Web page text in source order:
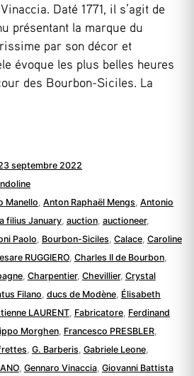
Daté 1771, il s’agit de
présentant la marque du
par son décor et
évoque les plus belles heures
des Bourbon-Siciles. La
septembre 2022
Manello,Anton Raphaël Mengs,Antonio
filius January, auction, auctioneer,
Paolo, Bourbon-Siciles, Calace, Caroline
RUGGIERO, Charles II de Bourbon,
, Charpentier, Chevillier, Crystal
Filano, ducs de Modène, Élisabeth
LAURENT, Fabricatore, Ferdinand
Morghen, Francesco PRESBLER,
, G. Barberis, Gabriele Leone,
, Gennaro Vinaccia, Giovanni Battista